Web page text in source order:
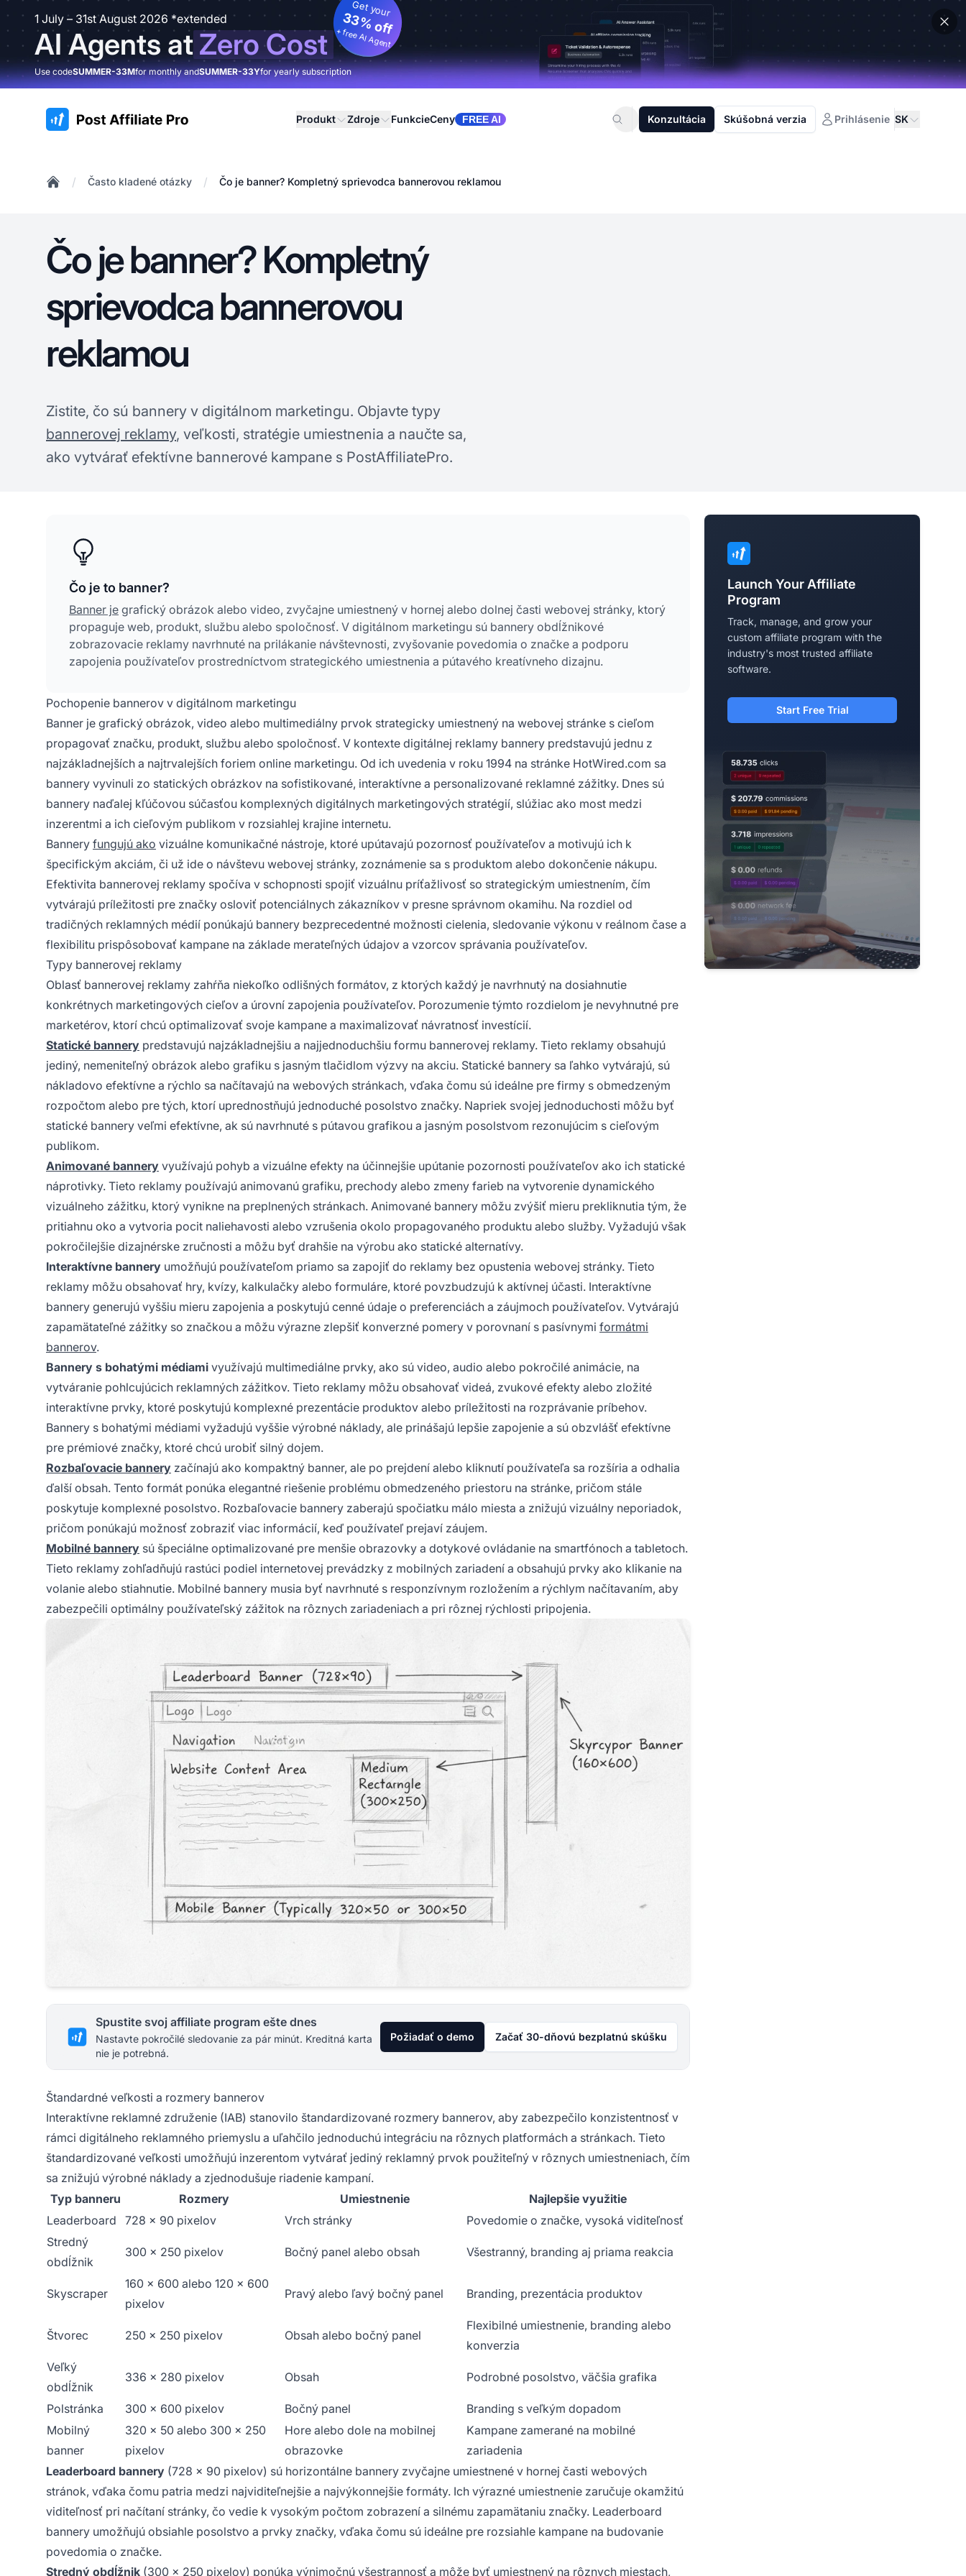
1 July – 31st August 2026 *extended
AI Agents atZero Cost
Get your
33% off
+ free AI Agent
Use codeSUMMER-33Mfor monthly andSUMMER-33Yfor yearly subscription
:site.title Produkt Zdroje FunkcieCeny FREE AI Konzultácia Skúšobná verzia Prihlásenie SK
/ Často kladené otázky / Čo je banner? Kompletný sprievodca bannerovou reklamou
Čo je banner? Kompletný
sprievodca bannerovou
reklamou
Zistite, čo sú bannery v digitálnom marketingu. Objavte typy
bannerovej reklamy, veľkosti, stratégie umiestnenia a naučte sa,
ako vytvárať efektívne bannerové kampane s PostAffiliatePro.
Čo je to banner?
Banner je grafický obrázok alebo video, zvyčajne umiestnený v hornej alebo dolnej časti webovej stránky, ktorý
propaguje web, produkt, službu alebo spoločnosť. V digitálnom marketingu sú bannery obdĺžnikové
zobrazovacie reklamy navrhnuté na prilákanie návštevnosti, zvyšovanie povedomia o značke a podporu
zapojenia používateľov prostredníctvom strategického umiestnenia a pútavého kreatívneho dizajnu.
Pochopenie bannerov v digitálnom marketingu
Banner je grafický obrázok, video alebo multimediálny prvok strategicky umiestnený na webovej stránke s cieľom
propagovať značku, produkt, službu alebo spoločnosť. V kontexte digitálnej reklamy bannery predstavujú jednu z
najzákladnejších a najtrvalejších foriem online marketingu. Od ich uvedenia v roku 1994 na stránke HotWired.com sa
bannery vyvinuli zo statických obrázkov na sofistikované, interaktívne a personalizované reklamné zážitky. Dnes sú
bannery naďalej kľúčovou súčasťou komplexných digitálnych marketingových stratégií, slúžiac ako most medzi
inzerentmi a ich cieľovým publikom v rozsiahlej krajine internetu.
Bannery fungujú ako vizuálne komunikačné nástroje, ktoré upútavajú pozornosť používateľov a motivujú ich k
špecifickým akciám, či už ide o návštevu webovej stránky, zoznámenie sa s produktom alebo dokončenie nákupu.
Efektivita bannerovej reklamy spočíva v schopnosti spojiť vizuálnu príťažlivosť so strategickým umiestnením, čím
vytvárajú príležitosti pre značky osloviť potenciálnych zákazníkov v presne správnom okamihu. Na rozdiel od
tradičných reklamných médií ponúkajú bannery bezprecedentné možnosti cielenia, sledovanie výkonu v reálnom čase a
flexibilitu prispôsobovať kampane na základe merateľných údajov a vzorcov správania používateľov.
Typy bannerovej reklamy
Oblasť bannerovej reklamy zahŕňa niekoľko odlišných formátov, z ktorých každý je navrhnutý na dosiahnutie
konkrétnych marketingových cieľov a úrovní zapojenia používateľov. Porozumenie týmto rozdielom je nevyhnutné pre
marketérov, ktorí chcú optimalizovať svoje kampane a maximalizovať návratnosť investícií.
Statické bannery predstavujú najzákladnejšiu a najjednoduchšiu formu bannerovej reklamy. Tieto reklamy obsahujú
jediný, nemeniteľný obrázok alebo grafiku s jasným tlačidlom výzvy na akciu. Statické bannery sa ľahko vytvárajú, sú
nákladovo efektívne a rýchlo sa načítavajú na webových stránkach, vďaka čomu sú ideálne pre firmy s obmedzeným
rozpočtom alebo pre tých, ktorí uprednostňujú jednoduché posolstvo značky. Napriek svojej jednoduchosti môžu byť
statické bannery veľmi efektívne, ak sú navrhnuté s pútavou grafikou a jasným posolstvom rezonujúcim s cieľovým
publikom.
Animované bannery využívajú pohyb a vizuálne efekty na účinnejšie upútanie pozornosti používateľov ako ich statické
náprotivky. Tieto reklamy používajú animovanú grafiku, prechody alebo zmeny farieb na vytvorenie dynamického
vizuálneho zážitku, ktorý vynikne na preplnených stránkach. Animované bannery môžu zvýšiť mieru prekliknutia tým, že
pritiahnu oko a vytvoria pocit naliehavosti alebo vzrušenia okolo propagovaného produktu alebo služby. Vyžadujú však
pokročilejšie dizajnérske zručnosti a môžu byť drahšie na výrobu ako statické alternatívy.
Interaktívne bannery umožňujú používateľom priamo sa zapojiť do reklamy bez opustenia webovej stránky. Tieto
reklamy môžu obsahovať hry, kvízy, kalkulačky alebo formuláre, ktoré povzbudzujú k aktívnej účasti. Interaktívne
bannery generujú vyššiu mieru zapojenia a poskytujú cenné údaje o preferenciách a záujmoch používateľov. Vytvárajú
zapamätateľné zážitky so značkou a môžu výrazne zlepšiť konverzné pomery v porovnaní s pasívnymi formátmi
bannerov.
Bannery s bohatými médiami využívajú multimediálne prvky, ako sú video, audio alebo pokročilé animácie, na
vytváranie pohlcujúcich reklamných zážitkov. Tieto reklamy môžu obsahovať videá, zvukové efekty alebo zložité
interaktívne prvky, ktoré poskytujú komplexné prezentácie produktov alebo príležitosti na rozprávanie príbehov.
Bannery s bohatými médiami vyžadujú vyššie výrobné náklady, ale prinášajú lepšie zapojenie a sú obzvlášť efektívne
pre prémiové značky, ktoré chcú urobiť silný dojem.
Rozbaľovacie bannery začínajú ako kompaktný banner, ale po prejdení alebo kliknutí používateľa sa rozšíria a odhalia
ďalší obsah. Tento formát ponúka elegantné riešenie problému obmedzeného priestoru na stránke, pričom stále
poskytuje komplexné posolstvo. Rozbaľovacie bannery zaberajú spočiatku málo miesta a znižujú vizuálny neporiadok,
pričom ponúkajú možnosť zobraziť viac informácií, keď používateľ prejaví záujem.
Mobilné bannery sú špeciálne optimalizované pre menšie obrazovky a dotykové ovládanie na smartfónoch a tabletoch.
Tieto reklamy zohľadňujú rastúci podiel internetovej prevádzky z mobilných zariadení a obsahujú prvky ako klikanie na
volanie alebo stiahnutie. Mobilné bannery musia byť navrhnuté s responzívnym rozložením a rýchlym načítavaním, aby
zabezpečili optimálny používateľský zážitok na rôznych zariadeniach a pri rôznej rýchlosti pripojenia.
Spustite svoj affiliate program ešte dnes
Nastavte pokročilé sledovanie za pár minút. Kreditná karta
nie je potrebná.
Požiadať o demo Začať 30-dňovú bezplatnú skúšku
Štandardné veľkosti a rozmery bannerov
Interaktívne reklamné združenie (IAB) stanovilo štandardizované rozmery bannerov, aby zabezpečilo konzistentnosť v
rámci digitálneho reklamného priemyslu a uľahčilo jednoduchú integráciu na rôznych platformách a stránkach. Tieto
štandardizované veľkosti umožňujú inzerentom vytvárať jediný reklamný prvok použiteľný v rôznych umiestneniach, čím
sa znižujú výrobné náklady a zjednodušuje riadenie kampaní.
Typ banneru
Rozmery Umiestnenie
Najlepšie využitie
Leaderboard
728 x 90 pixelov Vrch stránky
Povedomie o značke, vysoká viditeľnosť
Stredný
obdĺžnik
300 x 250 pixelov Bočný panel alebo obsah Všestranný, branding aj priama reakcia
Skyscraper
160 x 600 alebo 120 x 600
pixelov
Pravý alebo ľavý bočný panel Branding, prezentácia produktov
Štvorec 250 x 250 pixelov Obsah alebo bočný panel
Flexibilné umiestnenie, branding alebo
konverzia
Veľký
obdĺžnik
336 x 280 pixelov Obsah Podrobné posolstvo, väčšia grafika
Polstránka 300 x 600 pixelov Bočný panel
Branding s veľkým dopadom
Mobilný
banner
320 x 50 alebo 300 x 250
pixelov
Hore alebo dole na mobilnej
obrazovke
Kampane zamerané na mobilné
zariadenia
Leaderboard bannery (728 x 90 pixelov) sú horizontálne bannery zvyčajne umiestnené v hornej časti webových
stránok, vďaka čomu patria medzi najviditeľnejšie a najvýkonnejšie formáty. Ich výrazné umiestnenie zaručuje okamžitú
viditeľnosť pri načítaní stránky, čo vedie k vysokým počtom zobrazení a silnému zapamätaniu značky. Leaderboard
bannery umožňujú obsiahle posolstvo a prvky značky, vďaka čomu sú ideálne pre rozsiahle kampane na budovanie
povedomia o značke.
Stredný obdĺžnik (300 x 250 pixelov) ponúka výnimočnú všestrannosť a môže byť umiestnený na rôznych miestach,
Launch Your Affiliate
Program
Track, manage, and grow your
custom affiliate program with the
industry's most trusted affiliate
software.
Start Free Trial